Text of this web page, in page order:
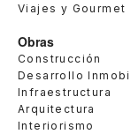
Viajes y Gourmet
Obras
Construcción
Desarrollo
Infraestructura
Arquitectura
Interiorismo